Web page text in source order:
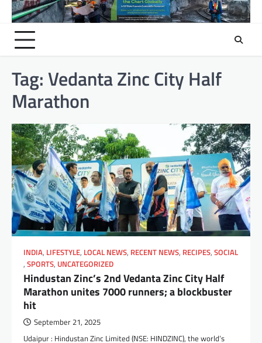
Tag:Vedanta Zinc City Half
Marathon
INDIA, LIFESTYLE, LOCAL NEWS, RECENT NEWS, RECIPES, SOCIAL
, SPORTS, UNCATEGORIZED
Hindustan Zinc’s 2nd Vedanta Zinc City Half
Marathon unites 7000 runners; a blockbuster
hit
September 21, 2025
Udaipur : Hindustan Zinc Limited (NSE: HINDZINC), the world’s